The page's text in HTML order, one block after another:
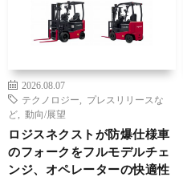
2026.08.07
テクノロジー
プレスリリースな
ど
動向/展望
ロジスネクストが防爆仕様車
のフォークをフルモデルチェ
ンジ、オペレーターの快適性